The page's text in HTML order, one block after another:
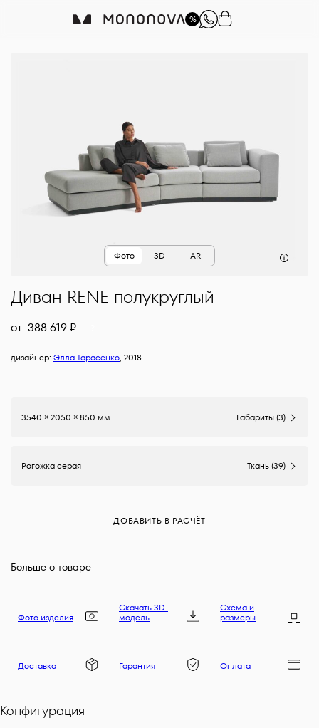
%
Фото 3D AR
Диван RENE полукруглый
от 388 619₽
дизайнер: Элла Тарасенко, 2018
3540 × 2050 × 850 мм Габариты (3)
Рогожка серая Ткань (39)
ДОБАВИТЬ В РАСЧЁТ
Больше о товаре
Фото изделия
Скачать 3D-
модель
Схема и
размеры
Доставка Гарантия Оплата
Конфигурация